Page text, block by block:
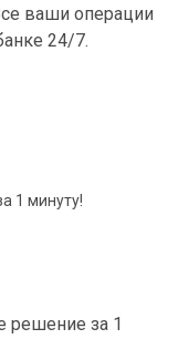
ваши операции
24/7.
1 минуту!
решение за 1